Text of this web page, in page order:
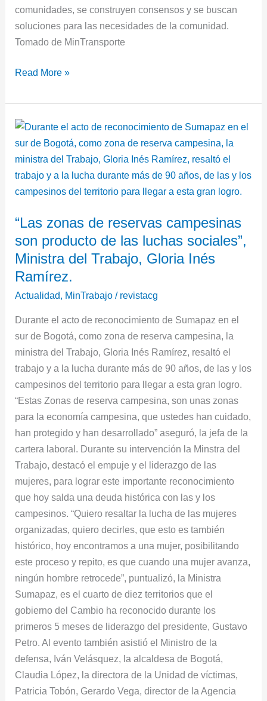
comunidades, se construyen consensos y se buscan
soluciones para las necesidades de la comunidad.
Tomado de MinTransporte
Read More »
“Las zonas de reservas campesinas
son producto de las luchas sociales”,
Ministra del Trabajo, Gloria Inés
Ramírez.
Actualidad, MinTrabajo / revistacg
Durante el acto de reconocimiento de Sumapaz en el
sur de Bogotá, como zona de reserva campesina, la
ministra del Trabajo, Gloria Inés Ramírez, resaltó el
trabajo y a la lucha durante más de 90 años, de las y los
campesinos del territorio para llegar a esta gran logro.
“Estas Zonas de reserva campesina, son unas zonas
para la economía campesina, que ustedes han cuidado,
han protegido y han desarrollado” aseguró, la jefa de la
cartera laboral. Durante su intervención la Minstra del
Trabajo, destacó el empuje y el liderazgo de las
mujeres, para lograr este importante reconocimiento
que hoy salda una deuda histórica con las y los
campesinos. “Quiero resaltar la lucha de las mujeres
organizadas, quiero decirles, que esto es también
histórico, hoy encontramos a una mujer, posibilitando
este proceso y repito, es que cuando una mujer avanza,
ningún hombre retrocede”, puntualizó, la Ministra
Sumapaz, es el cuarto de diez territorios que el
gobierno del Cambio ha reconocido durante los
primeros 5 meses de liderazgo del presidente, Gustavo
Petro. Al evento también asistió el Ministro de la
defensa, Iván Velásquez, la alcaldesa de Bogotá,
Claudia López, la directora de la Unidad de víctimas,
Patricia Tobón, Gerardo Vega, director de la Agencia
“Las
zonas
de
reservas
campesinas
producto
de
las
luchas
del
Trabajo,
Gloria
Inés
Ramírez.